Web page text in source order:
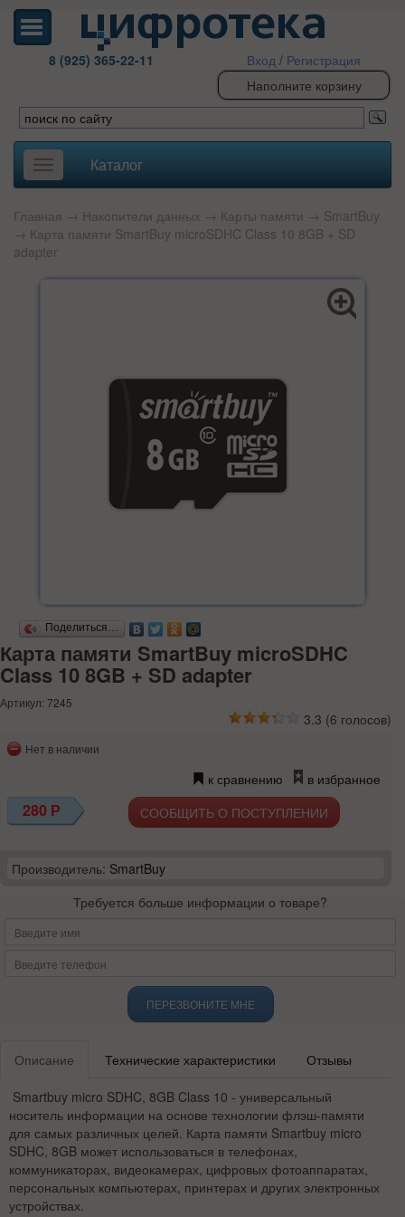
8 (925) 365-22-11 Вход / Регистрация
Наполните корзину
Toggle
navigation
Каталог
Главная → Накопители данных → Карты памяти → SmartBuy
→ Карта памяти SmartBuy microSDHC Class 10 8GB + SD
adapter
Поделиться…
Карта памяти SmartBuy microSDHC
Class 10 8GB + SD adapter
Артикул: 7245
3.3 (6 голосов)
Нет в наличии
к сравнению в избранное
280 Р СООБЩИТЬ О ПОСТУПЛЕНИИ
Производитель: SmartBuy
Требуется больше информации о товаре?
ПЕРЕЗВОНИТЕ МНЕ
Описание Технические характеристики Отзывы
Smartbuy micro SDHC, 8GB Class 10 - универсальный
носитель информации на основе технологии флэш-памяти
для самых различных целей. Карта памяти Smartbuy micro
SDHC, 8GB может использоваться в телефонах,
коммуникаторах, видеокамерах, цифровых фотоаппаратах,
персональных компьютерах, принтерах и других электронных
устройствах.